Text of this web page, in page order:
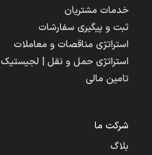
خدمات مشتریان
ثبت و پیگیری سفارشات
استراتژی مناقصات و معاملات
استراتژی حمل و نقل | لجیستیک
تامین مالی
شرکت ما
بلاگ